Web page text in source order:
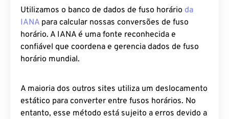
Utilizamos o banco de dados de fuso horário da
IANA para calcular nossas conversões de fuso
horário. A IANA é uma fonte reconhecida e
confiável que coordena e gerencia dados de fuso
horário mundial.
A maioria dos outros sites utiliza um deslocamento
estático para converter entre fusos horários. No
entanto, esse método está sujeito a erros devido a